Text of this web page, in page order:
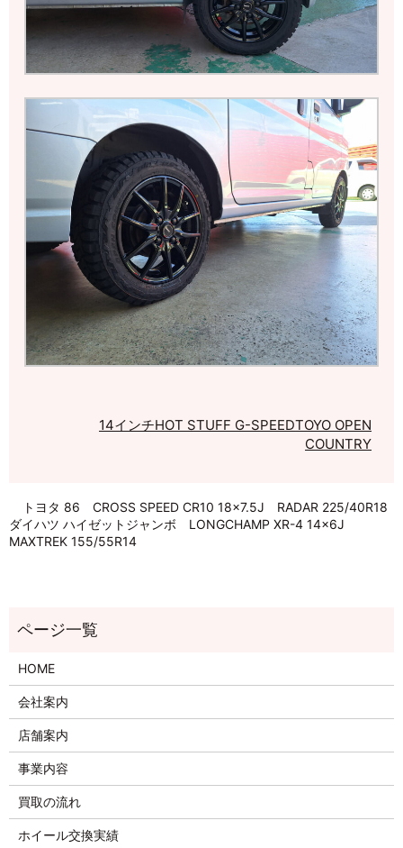
14インチHOT STUFF G-SPEEDTOYO OPEN
COUNTRY
トヨタ 86 CROSS SPEED CR10 18×7.5J RADAR 225/40R18
ダイハツ ハイゼットジャンボ LONGCHAMP XR-4 14×6J
MAXTREK 155/55R14
HOME
会社案内
店舗案内
事業内容
買取の流れ
ホイール交換実績